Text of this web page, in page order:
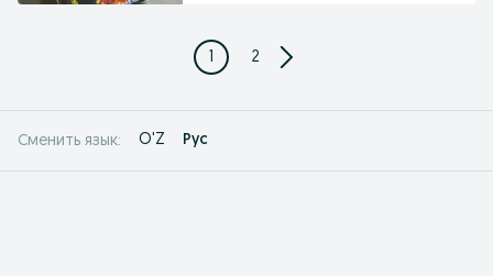
1 2
Сменить язык: O'Z Рус